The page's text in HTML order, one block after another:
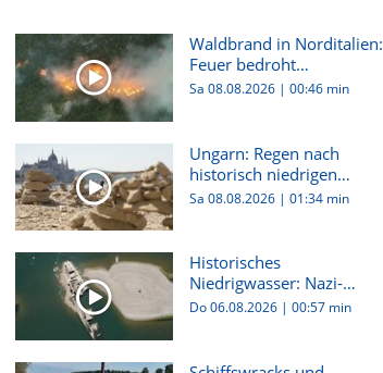
Waldbrand in Norditalien:
Feuer bedroht
Wohnhäuser...
Sa 08.08.2026 |00:46 min
Ungarn: Regen nach
historisch niedrigen
Wasserstän...
Sa 08.08.2026 |01:34 min
Historisches
Niedrigwasser: Nazi-
Wracks tauchen au...
Do 06.08.2026 |00:57 min